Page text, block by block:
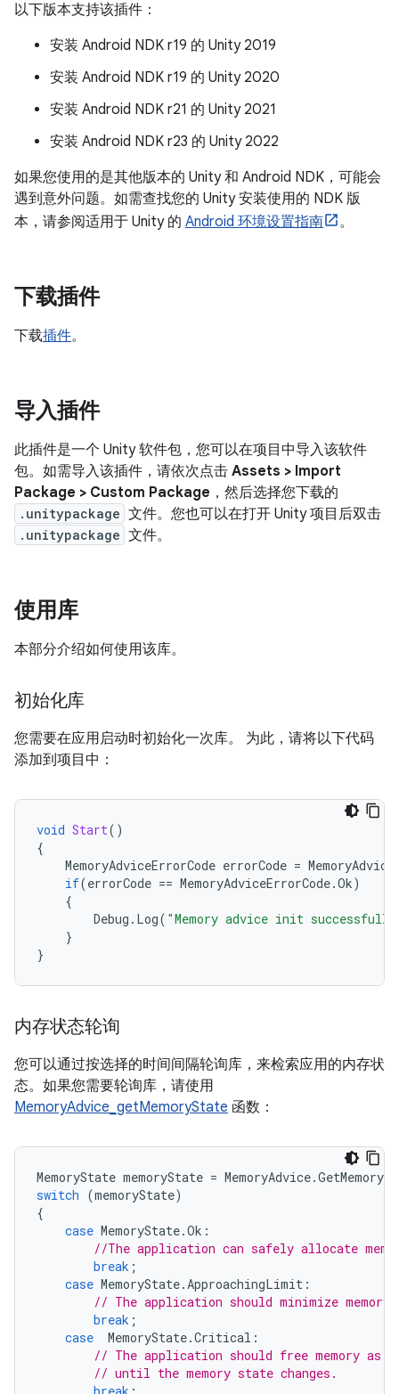
以下版本支持该插件：
安装 Android NDK r19 的 Unity 2019
安装 Android NDK r19 的 Unity 2020
安装 Android NDK r21 的 Unity 2021
安装 Android NDK r23 的 Unity 2022
如果您使用的是其他版本的 Unity 和 Android NDK，可能会
遇到意外问题。如需查找您的 Unity 安装使用的 NDK 版
本，请参阅适用于 Unity 的 Android 环境设置指南 。
下载插件
下载插件。
导入插件
此插件是一个 Unity 软件包，您可以在项目中导入该软件
包。如需导入该插件，请依次点击 Assets > Import
Package > Custom Package ，然后选择您下载的
.unitypackage 文件。您也可以在打开 Unity 项目后双击
.unitypackage 文件。
使用库
本部分介绍如何使用该库。
初始化库
您需要在应用启动时初始化一次库。 为此，请将以下代码
添加到项目中：
void Start()
{
MemoryAdviceErrorCode errorCode = MemoryAdvice
if(errorCode == MemoryAdviceErrorCode.Ok)
{
Debug . Log( "Memory advice init
}
}
内存状态轮询
您可以通过按选择的时间间隔轮询库，来检索应用的内存状
态。如果您需要轮询库，请使用
MemoryAdvice_getMemoryState 函数：
MemoryState memoryState = MemoryAdvice.
switch (memoryState)
{
case MemoryState.Ok :
//The application can safely allocate
break ;
case MemoryState.ApproachingLimit :
// The application should minimize
break ;
case
MemoryState.Critical :
// The application should free memory as
// until the memory state changes.